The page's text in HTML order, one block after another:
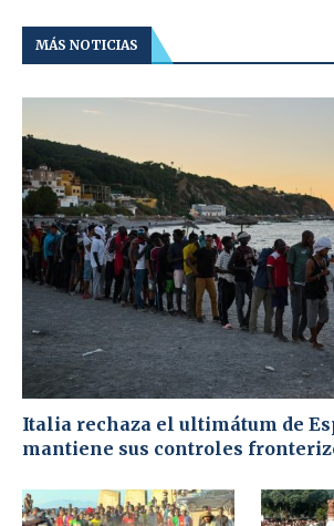
MÁS NOTICIAS
Italia rechaza el ultimátum de
mantiene sus controles